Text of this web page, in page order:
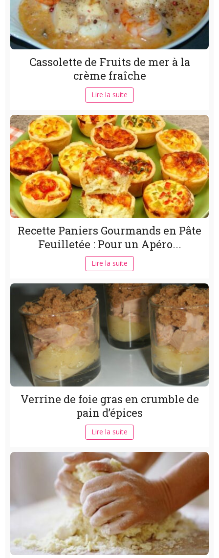
Cassolette de Fruits de mer à la
crème fraîche
Lire la suite
Recette Paniers Gourmands en Pâte
Feuilletée : Pour un Apéro...
Lire la suite
Verrine de foie gras en crumble de
pain d’épices
Lire la suite